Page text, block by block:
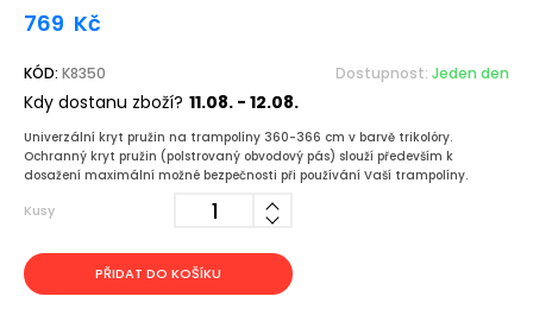
769 Kč
KÓD: K8350 Dostupnost: Jeden den
Kdy dostanu zboží? 11.08. - 12.08.
Univerzální kryt pružin na trampolíny 360-366 cm v barvě trikolóry.
Ochranný kryt pružin (polstrovaný obvodový pás) slouží především k
dosažení maximální možné bezpečnosti při používání Vaší trampolíny.
Kusy
PŘIDAT DO KOŠÍKU